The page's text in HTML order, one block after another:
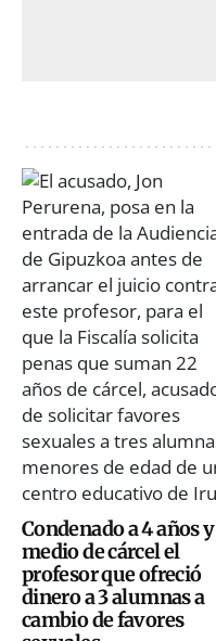
Condenado a 4 años y
medio de cárcel el
profesor que ofreció
dinero a 3 alumnas a
cambio de favores